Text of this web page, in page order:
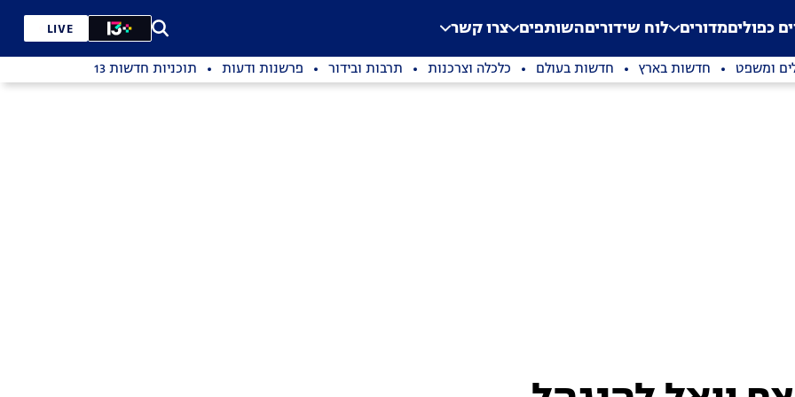
Application error: a
. כפוליםמדורים לוח שידוריםהשותפים צרו קשר LIVE
ומשפט חדשות בארץ חדשות בעולם כלכלה וצרכנות תרבות ובידור פרשנות ודעות תוכניות חדשות 13